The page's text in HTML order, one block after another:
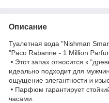
Описание
Туалетная вода "Nishman
"Paco Rabanne - 1 Million
• Этот запах относится к
идеально подходит для
ощущение элегантности и
• Парфюм гарантирует
часами.